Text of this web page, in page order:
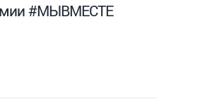
#МЫВМЕСТЕ